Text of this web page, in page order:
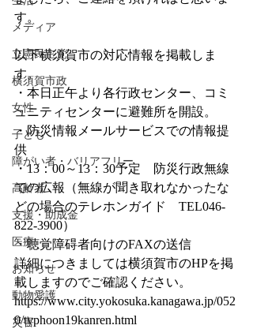
メディア
立憲民主党
横須賀市政
女性
子ども
障がい者・バリアフリー
高齢者
支援・助成金
医療
お知らせ
動物愛護
災害
す。
以下横須賀市の対応情報を掲載しま
す。
・本日正午より各行政センター、コミ
ュニティセンターに避難所を開設。
・防災情報メールサービスでの情報提
供
・13：00～13：30予定　防災行政無線
での広報（無線が聞き取れなかったな
どの場合のテレホンガイド　TEL046-
822-3900）
・聴覚障碍者向けのFAXの送信
詳細につきましては横須賀市のHPを掲
載しますのでご確認ください。
https://www.city.yokosuka.kanagawa.jp/052
0/typhoon19kanren.html